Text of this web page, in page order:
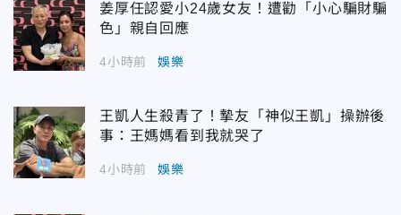
姜厚任認愛小24歲女友！遭勸「小心騙財騙
色」親自回應
4小時前 娛樂
王凱人生殺青了！摯友「神似王凱」操辦後
事：王媽媽看到我就哭了
4小時前 娛樂